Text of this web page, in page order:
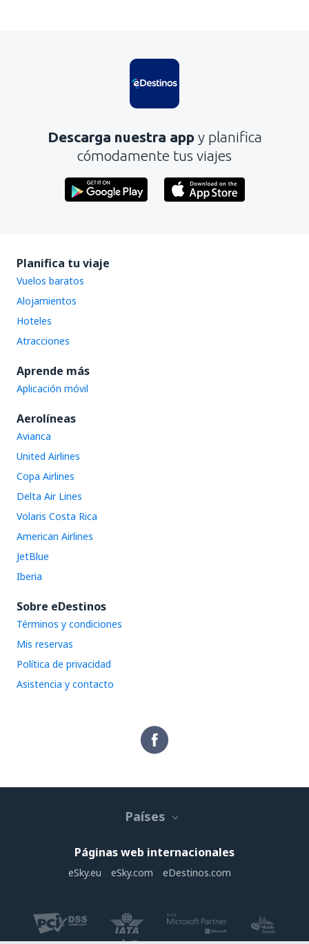
Contiene información incorrecta
No profundiza en el tema
Enviar
Descarga nuestra app y planifica
cómodamente tus viajes
Planifica tu viaje
Vuelos baratos
Alojamientos
Hoteles
Atracciones
Aprende más
Aplicación móvil
Aerolíneas
Avianca
United Airlines
Copa Airlines
Delta Air Lines
Volaris Costa Rica
American Airlines
JetBlue
Iberia
Sobre eDestinos
Términos y condiciones
Mis reservas
Política de privacidad
Asistencia y contacto
Países
Páginas web internacionales
eSky.eu eSky.com eDestinos.com